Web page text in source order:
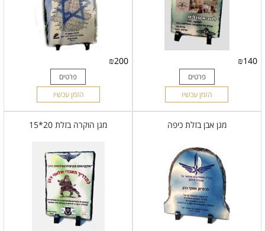
₪140
פרטים
הזמן עכשיו
₪200
פרטים
הזמן עכשיו
מגן אבן בזלת כיפה מגן הוקרה בזלת 20*15